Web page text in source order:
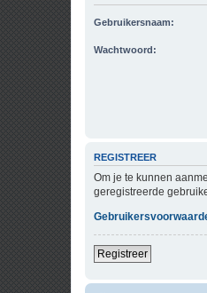
Gebruikersnaam:
Wachtwoord:
REGISTREER
Om je te kunnen
geregistreerde
Registreer